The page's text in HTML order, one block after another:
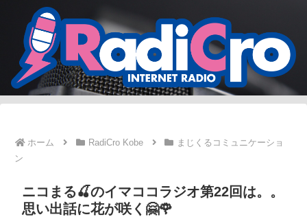
ホーム RadiCro Kobe
まじくるコミュニケーショ
ン
ニコまる🍒のイマココラジオ第22回は。。
思い出話に花が咲く🤗🌹